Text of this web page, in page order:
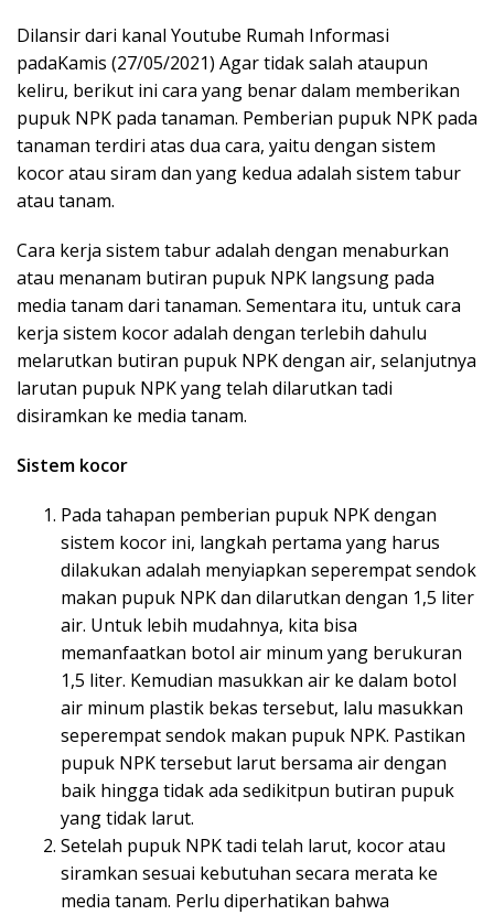
Dilansir dari kanal Youtube Rumah Informasi
padaKamis (27/05/2021) Agar tidak salah ataupun
keliru, berikut ini cara yang benar dalam memberikan
pupuk NPK pada tanaman. Pemberian pupuk NPK pada
tanaman terdiri atas dua cara, yaitu dengan sistem
kocor atau siram dan yang kedua adalah sistem tabur
atau tanam.
Cara kerja sistem tabur adalah dengan menaburkan
atau menanam butiran pupuk NPK langsung pada
media tanam dari tanaman. Sementara itu, untuk cara
kerja sistem kocor adalah dengan terlebih dahulu
melarutkan butiran pupuk NPK dengan air, selanjutnya
larutan pupuk NPK yang telah dilarutkan tadi
disiramkan ke media tanam.
Sistem kocor
Pada tahapan pemberian pupuk NPK dengan
sistem kocor ini, langkah pertama yang harus
dilakukan adalah menyiapkan seperempat sendok
makan pupuk NPK dan dilarutkan dengan 1,5 liter
air. Untuk lebih mudahnya, kita bisa
memanfaatkan botol air minum yang berukuran
1,5 liter. Kemudian masukkan air ke dalam botol
air minum plastik bekas tersebut, lalu masukkan
seperempat sendok makan pupuk NPK. Pastikan
pupuk NPK tersebut larut bersama air dengan
baik hingga tidak ada sedikitpun butiran pupuk
yang tidak larut.
Setelah pupuk NPK tadi telah larut, kocor atau
siramkan sesuai kebutuhan secara merata ke
media tanam. Perlu diperhatikan bahwa